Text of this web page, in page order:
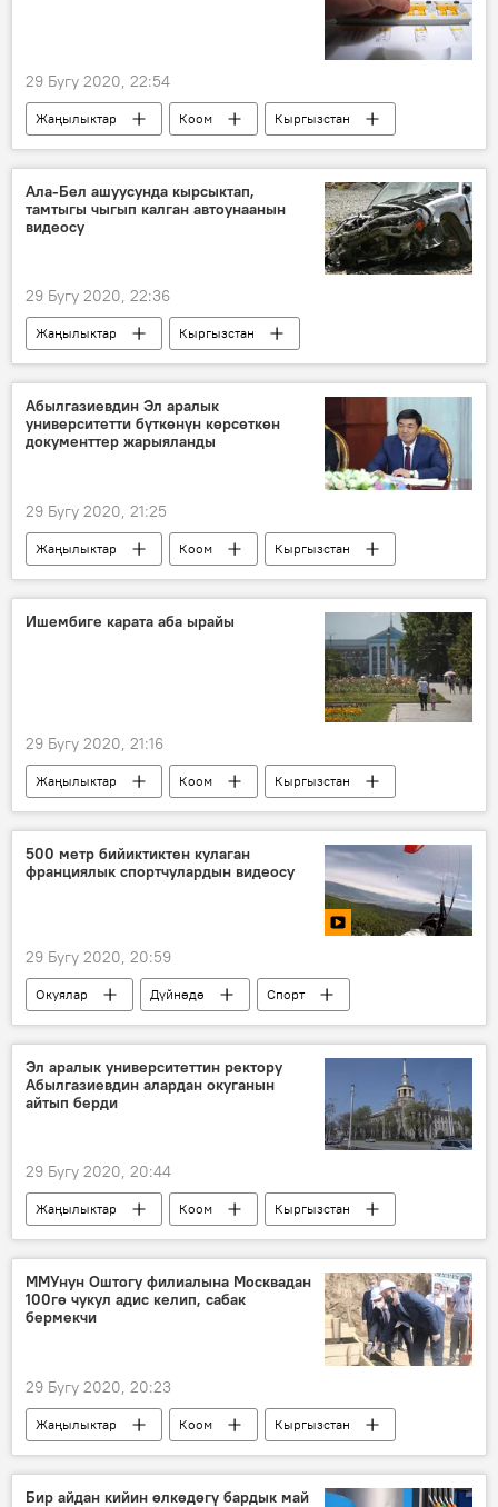
29 Бугу 2020, 22:54
Жаңылыктар Коом
Кыргызстан
Ош
электр энергиясы
жарык өчүрүү
Ала-Бел ашуусунда кырсыктап,
тамтыгы чыгып калган автоунаанын
видеосу
29 Бугу 2020, 22:36
Жаңылыктар
Кыргызстан
Окуялар
Ош
Бишкек
автоунаа
Ала-Бел ашуусу
жол кырсык
2020-жылдын башынан бери Кыргызстанда болгон жол кырсыктар
Абылгазиевдин Эл аралык
университетти бүткөнүн көрсөткөн
документтер жарыяланды
29 Бугу 2020, 21:25
Жаңылыктар Коом
Кыргызстан
Саясат
Мухаммедкалый Абылгазиев
диплом
магистратура
Ишембиге карата аба ырайы
29 Бугу 2020, 21:16
Жаңылыктар Коом
Кыргызстан
аба ырайы
май
500 метр бийиктиктен кулаган
франциялык спортчулардын видеосу
29 Бугу 2020, 20:59
Окуялар Дүйнөдө
Спорт
Видео
Мультимедиа
Франция
параплан
спортчу
Эл аралык университеттин ректору
Абылгазиевдин алардан окуганын
айтып берди
29 Бугу 2020, 20:44
Жаңылыктар Коом
Кыргызстан
Саясат
Мухаммедкалый Абылгазиев
диплом
Кыргызстан эл аралык университети
ММУнун Оштогу филиалына Москвадан
100гө чукул адис келип, сабак
бермекчи
29 Бугу 2020, 20:23
Жаңылыктар Коом
Кыргызстан
Ош
окуу жай
курулуш
Москва
Бир айдан кийин өлкөдөгү бардык май